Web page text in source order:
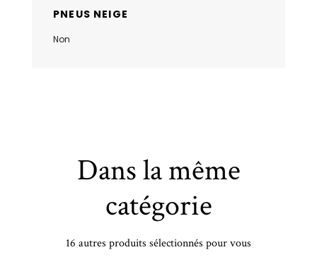
PNEUS NEIGE
Non
Dans la même
catégorie
16 autres produits sélectionnés pour vous